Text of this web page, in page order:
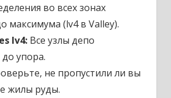
во всех зонах
максимума (lv4 в Valley).
lv4:Все узлы депо
упора.
не пропустили ли вы
жилы руды.